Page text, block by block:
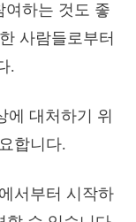
여하는 것도 좋
사람들로부터
.
에 대처하기 위
합니다.
서부터 시작하